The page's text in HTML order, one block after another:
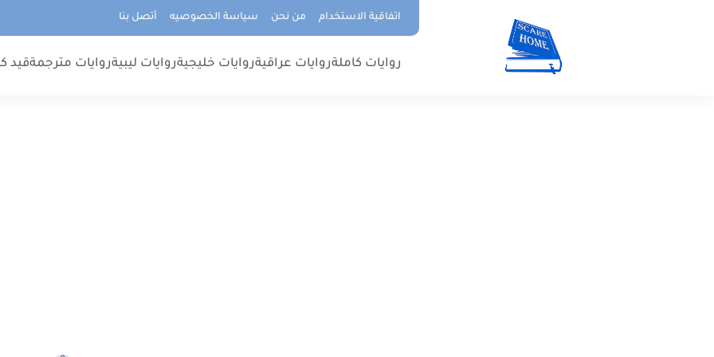
اتفاقية الاستخدام من نحن سياسة الخصوصيه أتصل بنا
روايات كاملةروايات عراقيةروايات خليجيةروايات ليبيةروايات مترجمةقيد